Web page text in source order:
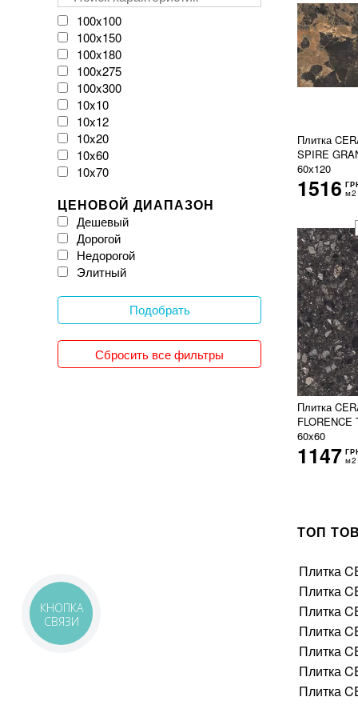
Плитка
SPIRE
60х120
1516 м2
Плитка
FLORENCE
60x60
1147 м2
ТОП
Плитка
Плитка
Плитка
Плитка
Плитка
Плитка
Плитка
Velloza
Vitacer
Vivacer
WOW
Zeus Ceramica
iKeramix
100x100
100x150
100x180
100x275
100x300
10x10
10x12
10x20
10x60
10x70
120x120
120x20
120x240
120x260
120x270
120x300
12x25
150x150
150x300
16x51
17x20
17x52
18x150
ЦЕНОВОЙ ДИАПАЗОН
Дешевый
Дорогой
Недорогой
Элитный
Подобрать
Сбросить все фильтры
КНОПКА
СВЯЗИ